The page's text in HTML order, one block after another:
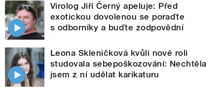
Virolog Jiří Černý apeluje: Před
exotickou dovolenou se poraďte
s odborníky a buďte zodpovědní
Leona Skleničková kvůli nové roli
studovala sebepoškozování: Nechtěla
jsem z ní udělat karikaturu